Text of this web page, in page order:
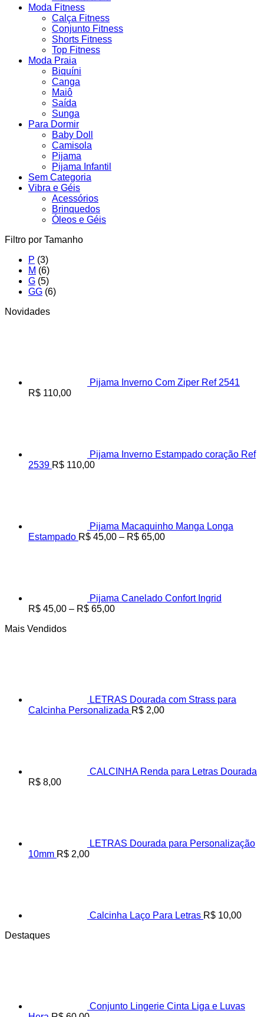
Moda Fitness
Calça Fitness
Conjunto Fitness
Shorts Fitness
Top Fitness
Moda Praia
Biquíni
Canga
Maiô
Saída
Sunga
Para Dormir
Baby Doll
Camisola
Pijama
Pijama Infantil
Sem Categoria
Vibra e Géis
Acessórios
Brinquedos
Óleos e Géis
Filtro por Tamanho
P (3)
M (6)
G (5)
GG (6)
Novidades
Pijama Inverno Com Ziper Ref 2541
R$ 110,00
Pijama Inverno Estampado coração Ref
2539 R$ 110,00
Pijama Macaquinho Manga Longa
Estampado R$ 45,00 – R$ 65,00Faixa
Pijama Canelado Confort Ingrid
R$ 45,00 – R$ 65,00Faixa
Mais Vendidos
LETRAS Dourada com Strass para
Calcinha Personalizada R$ 2,00
CALCINHA Renda para Letras Dourada
R$ 8,00
LETRAS Dourada para Personalização
10mm R$ 2,00
Calcinha Laço Para Letras R$ 10,00
Destaques
Conjunto Lingerie Cinta Liga e Luvas